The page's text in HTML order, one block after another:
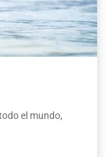
el mundo,